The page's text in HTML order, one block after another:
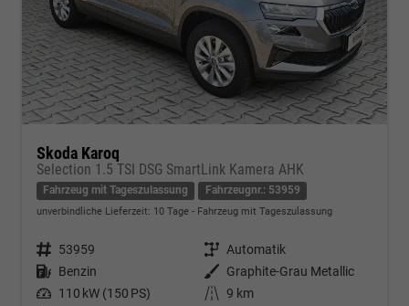
Skoda Karoq
Selection 1.5 TSI DSG SmartLink Kamera AHK
Fahrzeug mit Tageszulassung Fahrzeugnr.: 53959
unverbindliche Lieferzeit: 10 Tage Fahrzeug mit Tageszulassung
Fahrzeugnr. 53959 Getriebe Automatik
Kraftstoff Benzin Außenfarbe Graphite-Grau Metallic
Leistung 110 kW (150 PS) Kilometerstand 9 km